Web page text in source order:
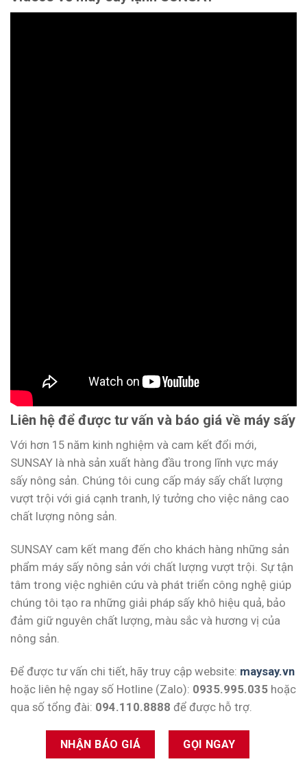
Liên hệ để được tư vấn và báo giá về máy sấy
Với hơn 15 năm kinh nghiệm và cam kết đổi mới,
SUNSAY là nhà sản xuất hàng đầu trong lĩnh vực máy
sấy nông sản. Chúng tôi cung cấp máy sấy chất lượng
vượt trội với giá cạnh tranh, lý tưởng cho việc nâng cao
chất lượng nông sản.
SUNSAY cam kết mang đến cho khách hàng những sản
phẩm máy sấy nông sản với chất lượng vượt trội. Sự tận
tâm trong việc nghiên cứu và phát triển công nghệ giúp
chúng tôi tạo ra những giải pháp sấy khô hiệu quả, bảo
đảm giữ nguyên chất lượng, màu sắc và hương vị của
nông sản.
Để được tư vấn chi tiết, hãy truy cập website: maysay.vn
hoặc liên hệ ngay số Hotline (Zalo): 0935.995.035 hoặc
qua số tổng đài: 094.110.8888 để được hỗ trợ.
NHẬN BÁO GIÁ GỌI NGAY